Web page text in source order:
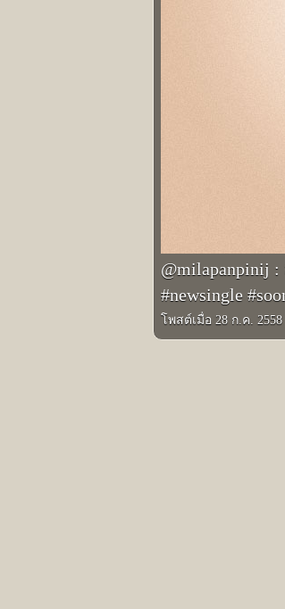
@milapanpinij
#newsingle
โพสต์เมื่อ 28 ก.ค. 2558